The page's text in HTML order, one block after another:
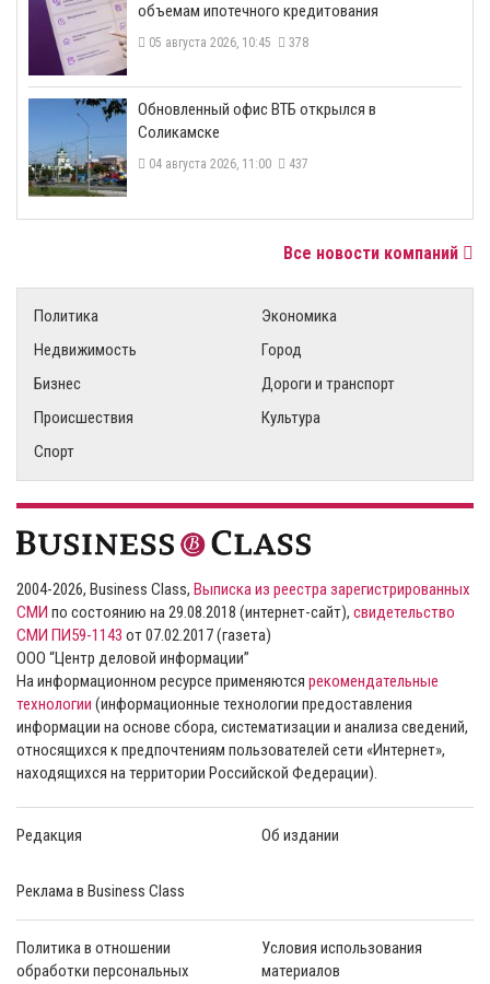
объемам ипотечного кредитования
05 августа 2026, 10:45 378
​Обновленный офис ВТБ открылся в
Соликамске
04 августа 2026, 11:00 437
Все новости компаний
Политика
Экономика
Недвижимость
Город
Бизнес
Дороги и транспорт
Происшествия
Культура
Спорт
2004-2026, Business Class, Выписка из реестра зарегистрированных
СМИ по состоянию на 29.08.2018 (интернет-сайт), свидетельство
СМИ ПИ59-1143 от 07.02.2017 (газета)
ООО “Центр деловой информации”
На информационном ресурсе применяются рекомендательные
технологии (информационные технологии предоставления
информации на основе сбора, систематизации и анализа сведений,
относящихся к предпочтениям пользователей сети «Интернет»,
находящихся на территории Российской Федерации).
Редакция Об издании
Реклама в Business Class
Политика в отношении
обработки персональных
Условия использования
материалов